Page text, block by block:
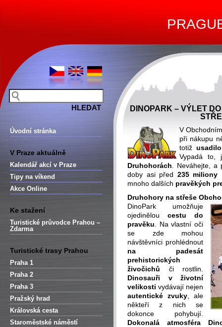
Úvodní stránka
V Praze aktuálně
Kalendář akcí v Praze
Tipy na víkend
Akce Online
Ke stažení
Turistické průvodce Prahou –
Zdarma
Turistické trasy Prahou
Praha 1
Praha 2
Praha 3
Pražský hrad
Královská cesta
Staroměstské náměstí
DINOPARK – VÝLET
V
při nákupu
totiž
Vypadá to,
Druhohorách . Neváhejte,
doby asi před 235 miliony
mnoho dalších pravěkých
Druhohory na střeše
DinoPark umožňuje
ojedinělou cestu do
pravěku . Na vlastní oči
se zde mohou
návštěvníci prohlédnout
na padesát
prehistorických
živočichů či rostlin.
Dinosauři v životní
velikosti vydávají nejen
autentické zvuky , ale
někteří z nich se
dokonce pohybují.
Dokonalá atmosféra